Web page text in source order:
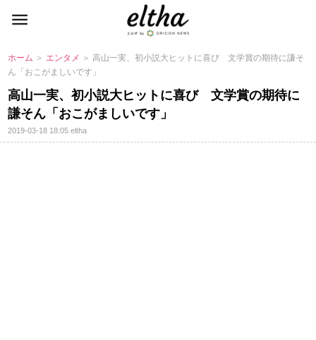
ホーム ＞ エンタメ ＞ 高山一実、初小説大ヒットに喜び 文学賞の期待に謙そ
ん「おこがましいです」
高山一実、初小説大ヒットに喜び 文学賞の期待に
謙そん「おこがましいです」
2019-03-18 18:05eltha